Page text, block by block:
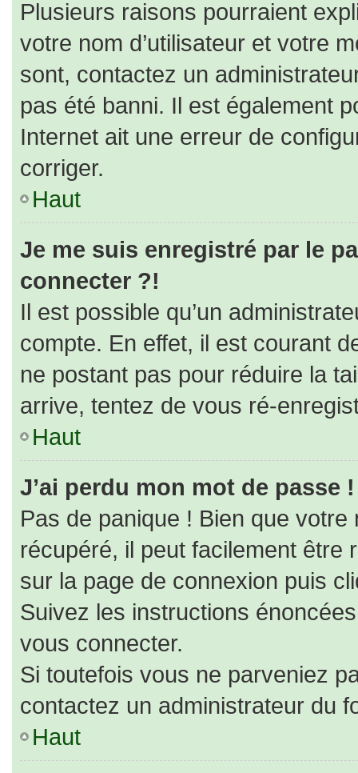
Plusieurs raisons pourraient
votre nom d’utilisateur et votre
sont, contactez un
pas été banni. Il est également
Internet ait une erreur de
corriger.
Haut
Je me suis enregistré par le
connecter ?!
Il est possible qu’un
compte. En effet, il est courant
ne postant pas pour réduire la
arrive, tentez de vous ré-
Haut
J’ai perdu mon mot de passe !
Pas de panique ! Bien que
récupéré, il peut facilement être
sur la page de connexion puis
Suivez les instructions
vous connecter.
Si toutefois vous ne parveniez
contactez un administrateur du
Haut